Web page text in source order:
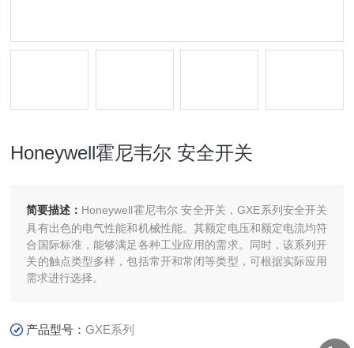
Honeywell霍尼韦尔 安全开关
简要描述： Honeywell霍尼韦尔 安全开关，GXE系列安全开关
具有出色的电气性能和机械性能。其额定电压和额定电流均符
合国际标准，能够满足各种工业应用的需求。同时，该系列开
关的触点类型多样，包括常开和常闭等类型，可根据实际应用
需求进行选择。
产品型号：GXE系列